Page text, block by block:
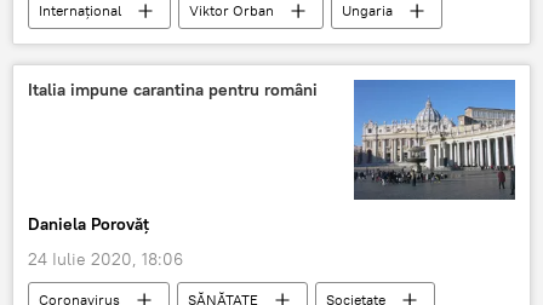
Internaţional Viktor Orban
Ungaria
Uniunea Europeană
Italia impune carantina pentru români
Daniela Porovăț
24 Iulie 2020, 18:06
Coronavirus SĂNĂTATE
Societate